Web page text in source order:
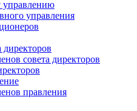
управлению
управления
директоров
совета директоров
правления